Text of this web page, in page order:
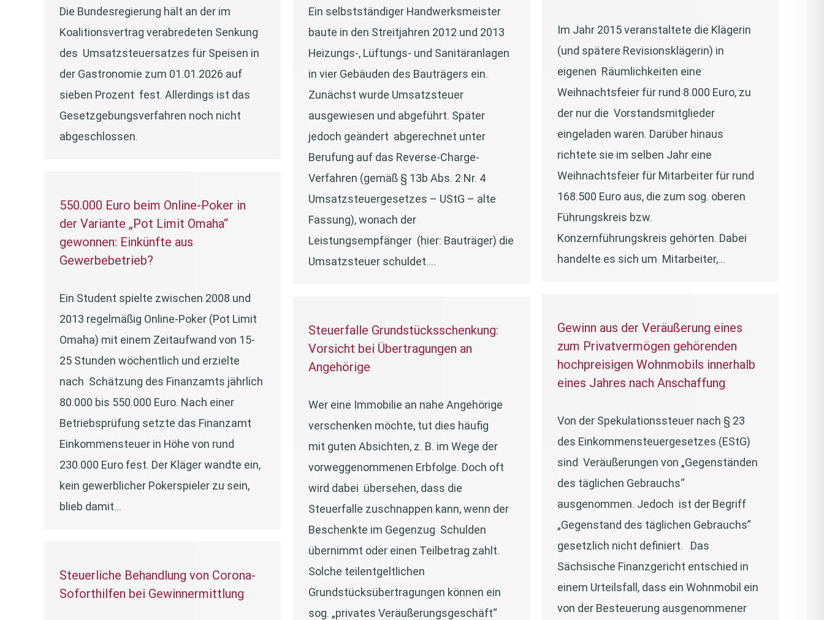
Die Bundesregierung hält an der im
Koalitionsvertrag verabredeten Senkung
des Umsatzsteuersatzes für Speisen in
der Gastronomie zum 01.01.2026 auf
sieben Prozent fest. Allerdings ist das
Gesetzgebungsverfahren noch nicht
abgeschlossen.
Ein selbstständiger Handwerksmeister
baute in den Streitjahren 2012 und 2013
Heizungs-, Lüftungs- und Sanitäranlagen
in vier Gebäuden des Bauträgers ein.
Zunächst wurde Umsatzsteuer
ausgewiesen und abgeführt. Später
jedoch geändert abgerechnet unter
Berufung auf das Reverse-Charge-
Verfahren (gemäß § 13b Abs. 2 Nr. 4
Umsatzsteuergesetzes – UStG – alte
Fassung), wonach der
Leistungsempfänger (hier: Bauträger) die
Umsatzsteuer schuldet.…
Im Jahr 2015 veranstaltete die Klägerin
(und spätere Revisionsklägerin) in
eigenen Räumlichkeiten eine
Weihnachtsfeier für rund 8.000 Euro, zu
der nur die Vorstandsmitglieder
eingeladen waren. Darüber hinaus
richtete sie im selben Jahr eine
Weihnachtsfeier für Mitarbeiter für rund
168.500 Euro aus, die zum sog. oberen
Führungskreis bzw.
Konzernführungskreis gehörten. Dabei
handelte es sich um Mitarbeiter,…
550.000 Euro beim Online-Poker in
der Variante „Pot Limit Omaha“
gewonnen: Einkünfte aus
Gewerbebetrieb?
Ein Student spielte zwischen 2008 und
2013 regelmäßig Online-Poker (Pot Limit
Omaha) mit einem Zeitaufwand von 15-
25 Stunden wöchentlich und erzielte
nach Schätzung des Finanzamts jährlich
80.000 bis 550.000 Euro. Nach einer
Betriebsprüfung setzte das Finanzamt
Einkommensteuer in Höhe von rund
230.000 Euro fest. Der Kläger wandte ein,
kein gewerblicher Pokerspieler zu sein,
blieb damit…
Gewinn aus der Veräußerung eines
zum Privatvermögen gehörenden
hochpreisigen Wohnmobils innerhalb
eines Jahres nach Anschaffung
Von der Spekulationssteuer nach § 23
des Einkommensteuergesetzes (EStG)
sind Veräußerungen von „Gegenständen
des täglichen Gebrauchs“
ausgenommen. Jedoch ist der Begriff
„Gegenstand des täglichen Gebrauchs”
gesetzlich nicht definiert. Das
Sächsische Finanzgericht entschied in
einem Urteilsfall, dass ein Wohnmobil ein
von der Besteuerung ausgenommener
Steuerfalle Grundstücksschenkung:
Vorsicht bei Übertragungen an
Angehörige
Wer eine Immobilie an nahe Angehörige
verschenken möchte, tut dies häufig
mit guten Absichten, z. B. im Wege der
vorweggenommenen Erbfolge. Doch oft
wird dabei übersehen, dass die
Steuerfalle zuschnappen kann, wenn der
Beschenkte im Gegenzug Schulden
übernimmt oder einen Teilbetrag zahlt.
Solche teilentgeltlichen
Grundstücksübertragungen können ein
sog. „privates Veräußerungsgeschäft“
Steuerliche Behandlung von Corona-
Soforthilfen bei Gewinnermittlung